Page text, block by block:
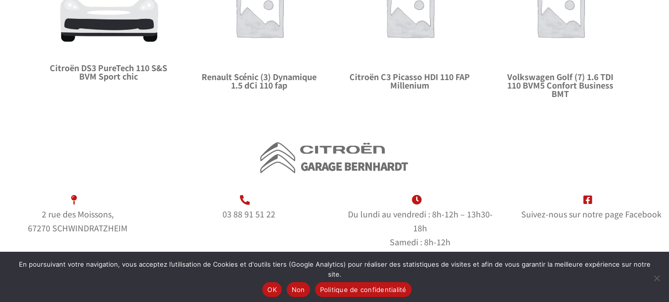
Citroën DS3 PureTech 110 S&S
BVM Sport chic Renault Scénic (3) Dynamique
1.5 dCi 110 fap
Citroën C3 Picasso HDI 110 FAP
Millenium
Volkswagen Golf (7) 1.6 TDI
110 BVM5 Confort Business
BMT
2 rue des Moissons,
67270 SCHWINDRATZHEIM
03 88 91 51 22
Du lundi au vendredi : 8h-12h – 13h30-
18h
Samedi : 8h-12h
Dimanche : fermé
Suivez-nous sur notre page Facebook
Mentions Légales | Politique de Confidentialité
En poursuivant votre navigation, vous acceptez l’utilisation de Cookies et d'outils tiers (Google Analytics) pour réaliser des statistiques de visites et afin de vous garantir la meilleure expérience sur notre
site.
OK
Non Politique de confidentialité